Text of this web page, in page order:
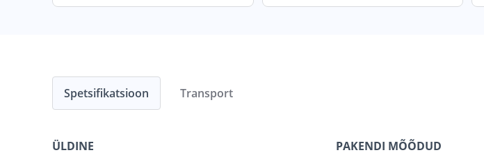
Spetsifikatsioon
ÜLDINE PAKENDI MÕÕDUD
Transport